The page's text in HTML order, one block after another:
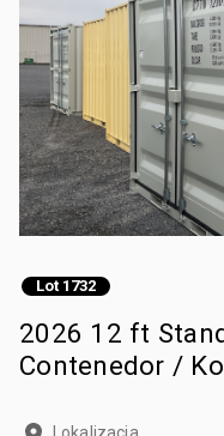
Lot 1732
2026 12 ft
Contenedor /
Lokalizacja